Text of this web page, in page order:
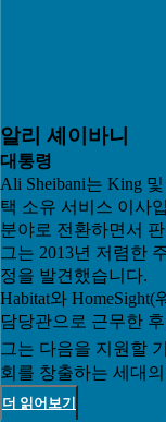
알리 셰이바니
대통령
Ali Sheibani는 King
택 소유 서비스 이사
분야로 전환하면서
그는 2013년 저렴한
정을 발견했습니다.
Habitat와
담당관으로 근무한
그는 다음을 지원할
회를 창출하는 세대
더 읽어보기